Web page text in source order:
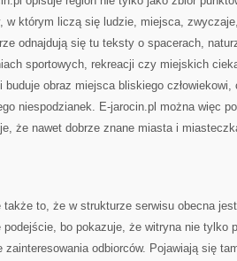
w którym liczą się ludzie, miejsca,
odnajdują się tu teksty o spacerach,
sportowych, rekreacji czy miejskich
buduje obraz miejsca bliskiego
niespodzianek. E-jarocin.pl można więc
że nawet dobrze znane miasta i
także to, że w strukturze serwisu obecna
bo pokazuje, że witryna nie tylko
zainteresowania odbiorców. Pojawiają się